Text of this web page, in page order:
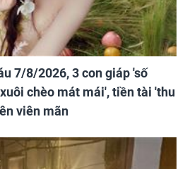
7/8/2026, 3 con giáp 'số
chèo mát mái', tiền tài 'thu
viên mãn